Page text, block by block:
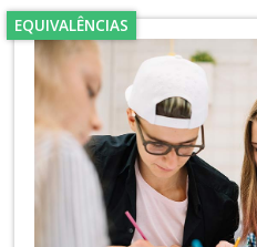
EQUIVALÊNCIAS